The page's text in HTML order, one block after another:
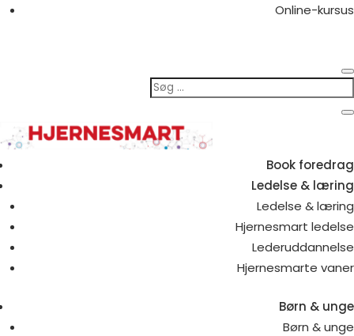
Online-kursus
Book foredrag
Ledelse & læring
Ledelse & læring
Hjernesmart ledelse
Lederuddannelse
Hjernesmarte vaner
Børn & unge
Børn & unge